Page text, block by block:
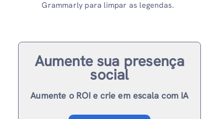
Grammarly para limpar as legendas.
Aumente sua presença
social
Aumente o ROI e crie em escala com IA